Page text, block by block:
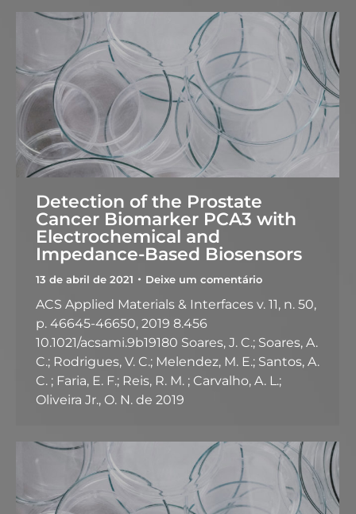
Detection of the Prostate
Cancer Biomarker PCA3 with
Electrochemical and
Impedance-Based Biosensors
13 de abril de 2021 Deixe um comentário
ACS Applied Materials & Interfaces v. 11, n. 50,
p. 46645-46650, 2019 8.456
10.1021/acsami.9b19180 Soares, J. C.; Soares, A.
C.; Rodrigues, V. C.; Melendez, M. E.; Santos, A.
C. ; Faria, E. F.; Reis, R. M. ; Carvalho, A. L.;
Oliveira Jr., O. N. de 2019